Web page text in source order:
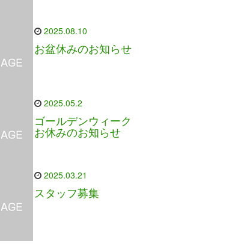
2025.08.10
お盆休みのお知らせ
2025.05.2
ゴールデンウィーク
お休みのお知らせ
2025.03.21
スタッフ募集